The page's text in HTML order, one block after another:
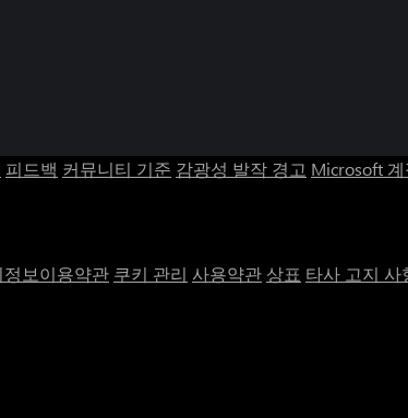
피드백 커뮤니티 기준 감광성 발작 경고 Microsoft
보이용약관 쿠키 관리 사용약관 상표 타사 고지 사